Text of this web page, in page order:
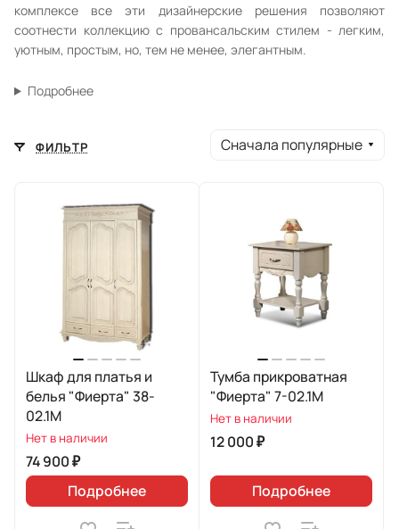
комплексе все эти дизайнерские решения позволяют
соотнести коллекцию с провансальским стилем - легким,
уютным, простым, но, тем не менее, элегантным.
Подробнее
ФИЛЬТР Сначала популярные
Шкаф для платья и
белья "Фиерта" 38-
02.1М
Нет в наличии
74 900 ₽
Подробнее
Тумба прикроватная
"Фиерта" 7-02.1М
Нет в наличии
12 000 ₽
Подробнее